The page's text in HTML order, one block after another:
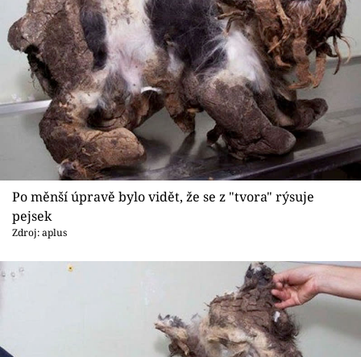
Po měnší úpravě bylo vidět, že se z "tvora" rýsuje
pejsek
Zdroj: aplus